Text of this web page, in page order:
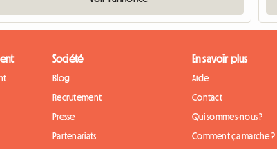
Société
Blog
Recrutement
Presse
Partenariats
En savoir plus
Aide
Contact
Qui sommes-nous ?
Comment ça marche ?